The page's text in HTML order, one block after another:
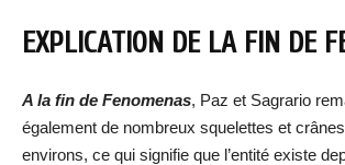
EXPLICATION DE LA FIN DE
A la fin de Fenomenas, Paz et Sagrario
également de nombreux squelettes et
environs, ce qui signifie que l’entité existe